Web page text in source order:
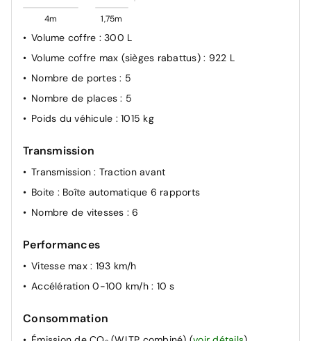
4m 1,75m
Volume coffre : 300 L
Volume coffre max (sièges rabattus) : 922 L
Nombre de portes: 5
Nombre de places: 5
Poids du véhicule : 1015 kg
Transmission
Transmission: Traction avant
Boite : Boîte automatique 6 rapports
Nombre de vitesses : 6
Performances
Vitesse max : 193 km/h
Accélération 0-100 km/h : 10 s
Consommation